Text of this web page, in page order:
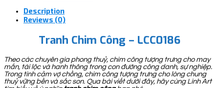
Description
Reviews (0)
Tranh Chim Công – LCC0186
Theo các chuyên gia phong thuỷ, chim công tượng trưng cho may
mắn, tài lộc và hanh thông trong con đường công danh, sự nghiệp.
Trong tình cảm vợ chồng, chim công tượng trưng cho lòng chung
thuỷ vững bền và sắc son. Qua bài viết dưới đây, hãy cùng Linh Art